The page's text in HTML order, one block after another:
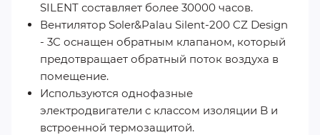
SILENT составляет более 30000 часов.
Вентилятор Soler&Palau Silent-200 CZ Design
- 3C оснащен обратным клапаном, который
предотвращает обратный поток воздуха в
помещение.
Используются однофазные
электродвигатели с классом изоляции B и
встроенной термозащитой.